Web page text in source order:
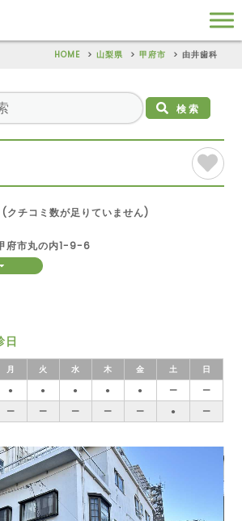
HOME 山梨県 甲府市 由井歯科
検索
クチコミ数が足りていません)
府市丸の内1-9-6
日
月 火 水 木 金 土
日
● ● ● ● ● ー
ー
ー ー ー ー ー ● ー